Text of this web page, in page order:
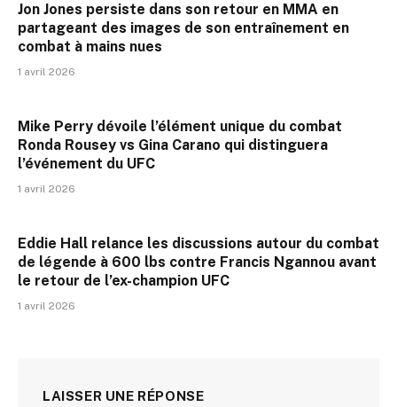
Jon Jones persiste dans son retour en MMA en
partageant des images de son entraînement en
combat à mains nues
1 avril 2026
Mike Perry dévoile l’élément unique du combat
Ronda Rousey vs Gina Carano qui distinguera
l’événement du UFC
1 avril 2026
Eddie Hall relance les discussions autour du combat
de légende à 600 lbs contre Francis Ngannou avant
le retour de l’ex-champion UFC
1 avril 2026
LAISSER UNE RÉPONSE